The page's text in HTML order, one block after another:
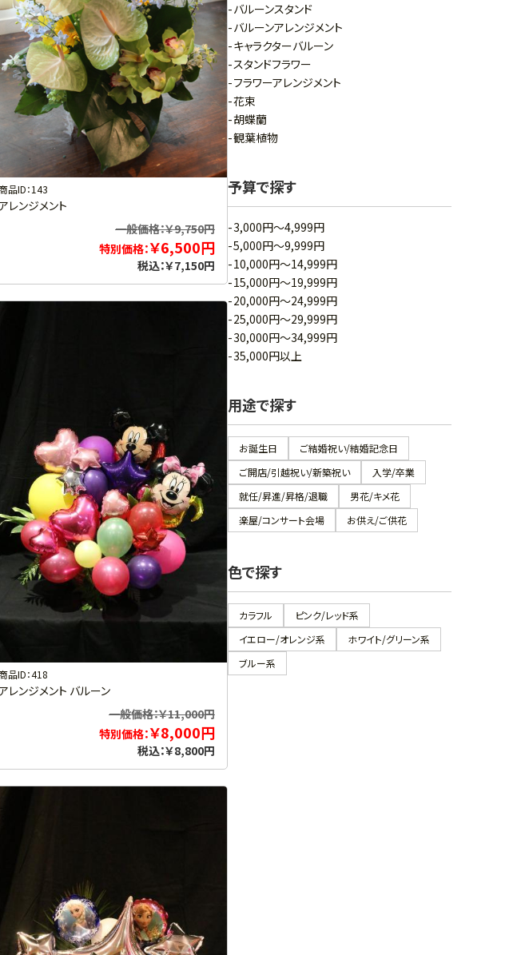
品ID：143
レンジメント
一般価格：￥9,750円
特別価格：￥6,500円
税込：￥7,150円
品ID：418
レンジメント バルーン
一般価格：￥11,000円
特別価格：￥8,000円
税込：￥8,800円
バルーンスタンド
バルーンアレンジメント
キャラクターバルーン
スタンドフラワー
フラワーアレンジメント
花束
胡蝶蘭
観葉植物
予算で探す
3,000円～4,999円
5,000円～9,999円
10,000円～14,999円
15,000円～19,999円
20,000円～24,999円
25,000円～29,999円
30,000円～34,999円
35,000円以上
用途で探す
お誕生日
ご結婚祝い/結婚記念日
ご開店/引越祝い/新築祝い
入学/卒業
就任/昇進/昇格/退職
男花/キメ花
楽屋/コンサート会場
お供え/ご供花
色で探す
カラフル
ピンク/レッド系
イエロー/オレンジ系
ホワイト/グリーン系
ブルー系